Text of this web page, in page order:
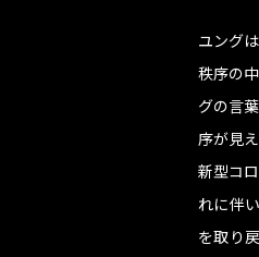
ユング
秩序の
グの言
序が見え
新型コ
れに伴
を取り